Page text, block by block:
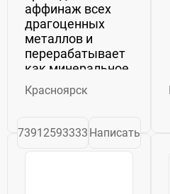
аффинаж всех
драгоценных
металлов и
перерабатывает
как минеральное,
так и вторичное
сырье.
дивизион
выпускает
Красноярск
73912593333 Написать